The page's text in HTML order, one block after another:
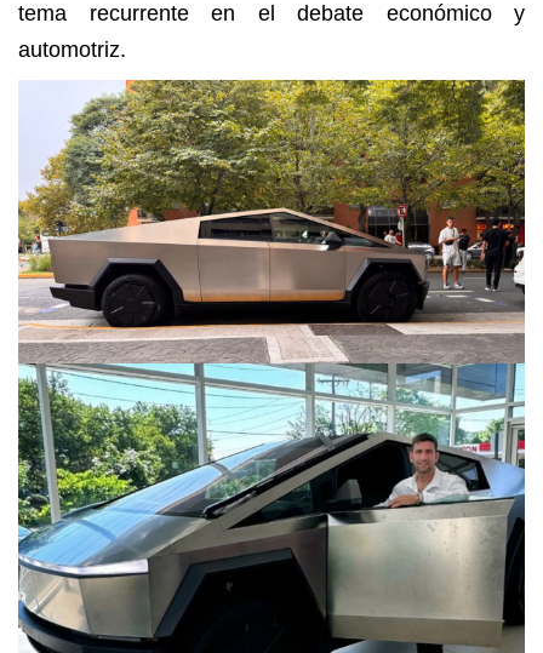
tema recurrente en el debate económico y
automotriz.